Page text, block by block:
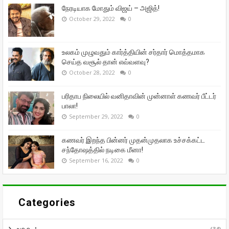
நேரடியாக மோதும் விஜய் – அஜித்!
October 29, 2022 0
உலகம் முழுவதும் கார்த்தியின் சர்தார் மொத்தமாக
செய்த வசூல் தான் எவ்வளவு?
October 28, 2022 0
பரிதாப நிலையில் வனிதாவின் முன்னாள் கணவர் பீட்டர்
பாலா!
September 29, 2022 0
கணவர் இறந்த பின்னர் முதன்முதலாக உச்சக்கட்ட
சந்தோஷத்தில் நடிகை மீனா!
September 16, 2022 0
Categories